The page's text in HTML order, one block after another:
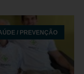
/ PREVENÇÃO